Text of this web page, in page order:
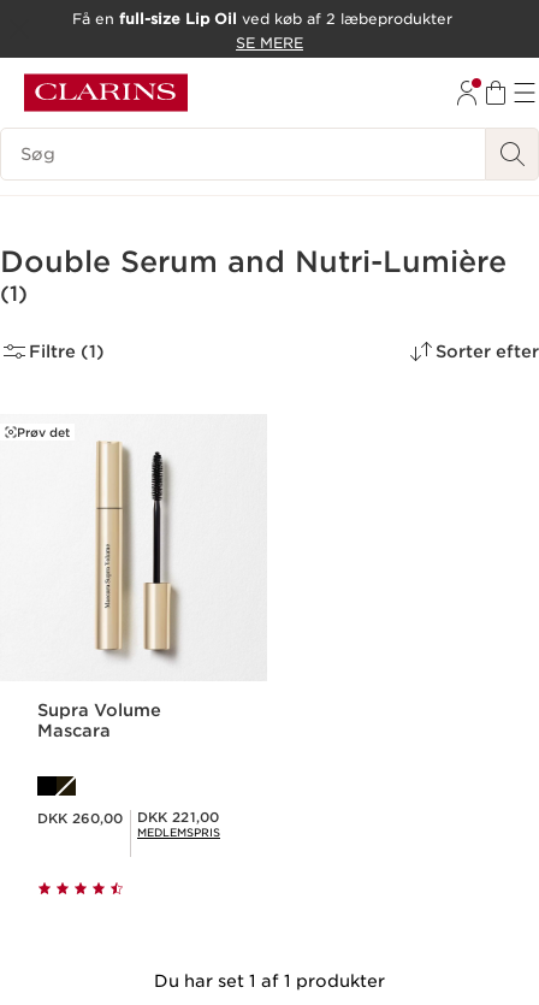
GÅ TIL BUND
Få en full-size Lip Oil ved køb af 2 læbeprodukter
SE MERE
Søgevindue
Double Serum and Nutri-Lumière
(1)
Filtre (1) Sorter efter
Prøv det
Supra Volume
Mascara
DKK 260,00 Medlemspris DKK 221,00
DKK 221,00
MEDLEMSPRIS
Du har set 1 af 1 produkter